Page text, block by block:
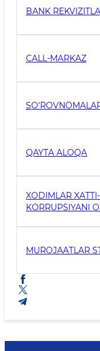
BANK
CALL-MARKAZ
QAYTA ALOQA
XODIMLAR
KORRUPSIYANI
MUROJAATLAR